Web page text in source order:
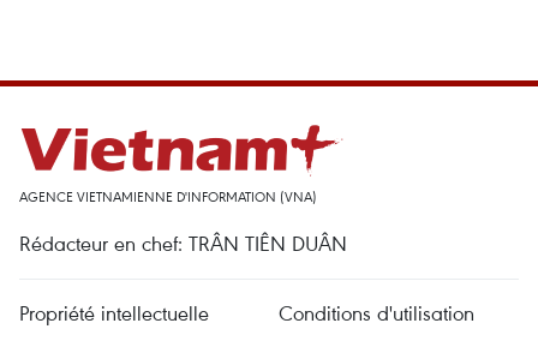
AGENCE VIETNAMIENNE D'INFORMATION (VNA)
Rédacteur en chef: TRÂN TIÊN DUÂN
Propriété intellectuelle
Conditions d'utilisation